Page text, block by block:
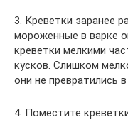
3. Креветки заранее
мороженные в варке
креветки мелкими
кусков. Слишком
они не превратились
4. Поместите